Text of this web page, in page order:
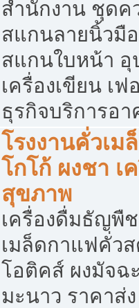
สำนักงาน ชุดค
สแกนลายนิ้วมื
สแกนใบหน้า
เครื่องเขียน เ
ธุรกิจบริการอ
โรงงานคั่วเม
โกโก้ ผงชา เ
สุขภาพ
เครื่องดื่มธัญพื
เมล็ดกาแฟคั่ว
โอติคส์ ผงมัจฉ
มะนาว ราคาส่